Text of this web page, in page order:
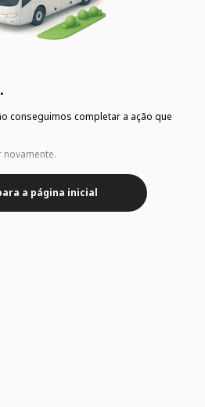
conseguimos completar a ação que
novamente.
a página inicial